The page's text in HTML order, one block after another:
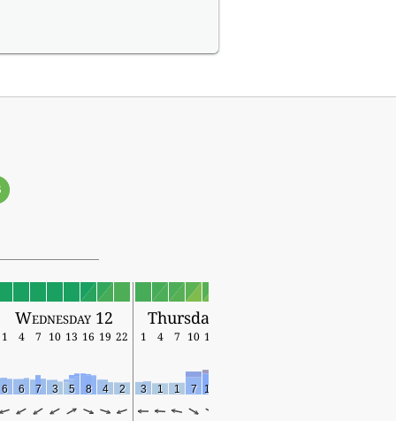
Wednesday 12 Thursday 13
1 4 7 10 13 16 19 22 1 4 7 10 13
6 6 7 3 5 8 4 2 3 1 1 7 11